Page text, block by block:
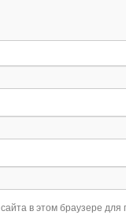
в этом браузере